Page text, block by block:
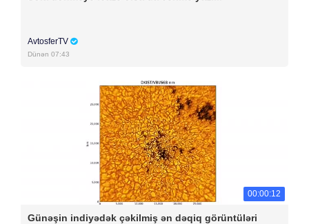
AvtosferTV
Dünən 07:43
00:00:12
Günəşin indiyədək çəkilmiş ən dəqiq görüntüləri